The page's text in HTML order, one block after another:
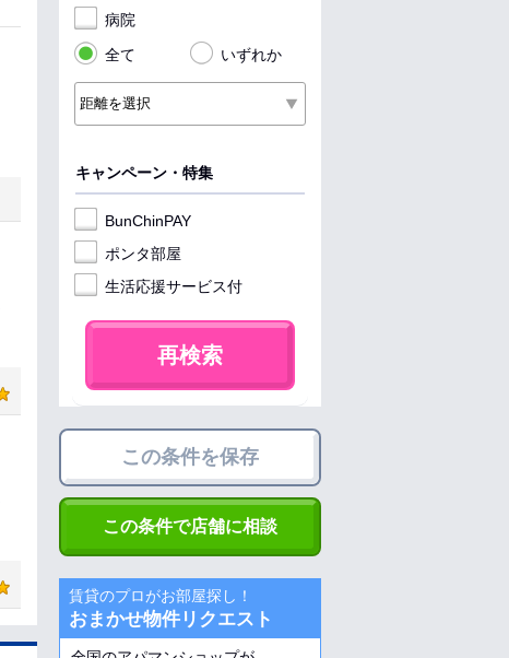
病院
全て
いずれか
キャンペーン・特集
BunChinPAY
ポンタ部屋
生活応援サービス付
再検索
この条件を保存
この条件で店舗に相談
賃貸のプロがお部屋探し！
おまかせ物件リクエスト